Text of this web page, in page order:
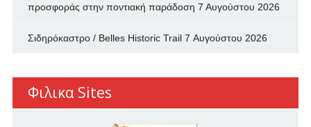
προσφοράς στην ποντιακή παράδοση 7 Αυγούστου 2026
Σιδηρόκαστρο / Belles Historic Trail 7 Αυγούστου 2026
Φιλικα Sites